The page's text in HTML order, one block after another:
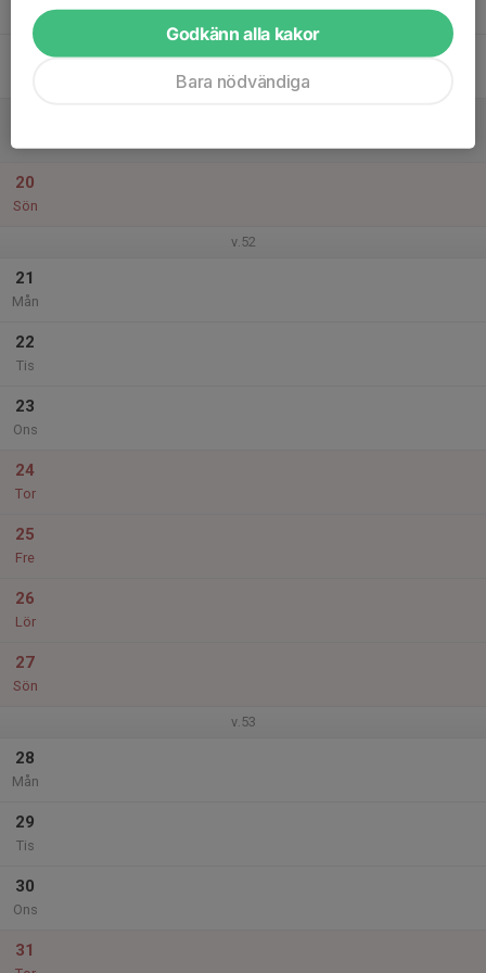
20
Sön
v.52
21
Mån
22
Tis
23
Ons
24
Tor
25
Fre
26
Lör
27
Sön
v.53
28
Mån
29
Tis
30
Ons
31
Godkänn alla kakor
Bara nödvändiga